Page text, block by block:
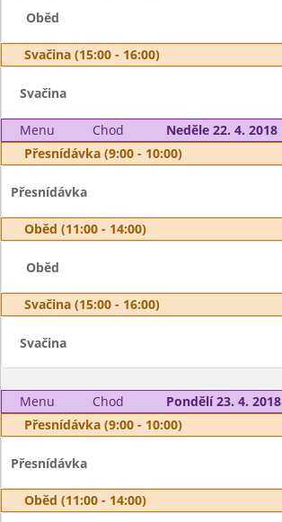
Oběd
Svačina (15:00 - 16:00)
Svačina
Menu Chod
Neděle 22. 4. 2018
Přesnídávka (9:00 - 10:00)
Přesnídávka
Oběd (11:00 - 14:00)
Oběd
Svačina (15:00 - 16:00)
Svačina
Menu Chod
Pondělí 23. 4. 2018
Přesnídávka (9:00 - 10:00)
Přesnídávka
Oběd (11:00 - 14:00)